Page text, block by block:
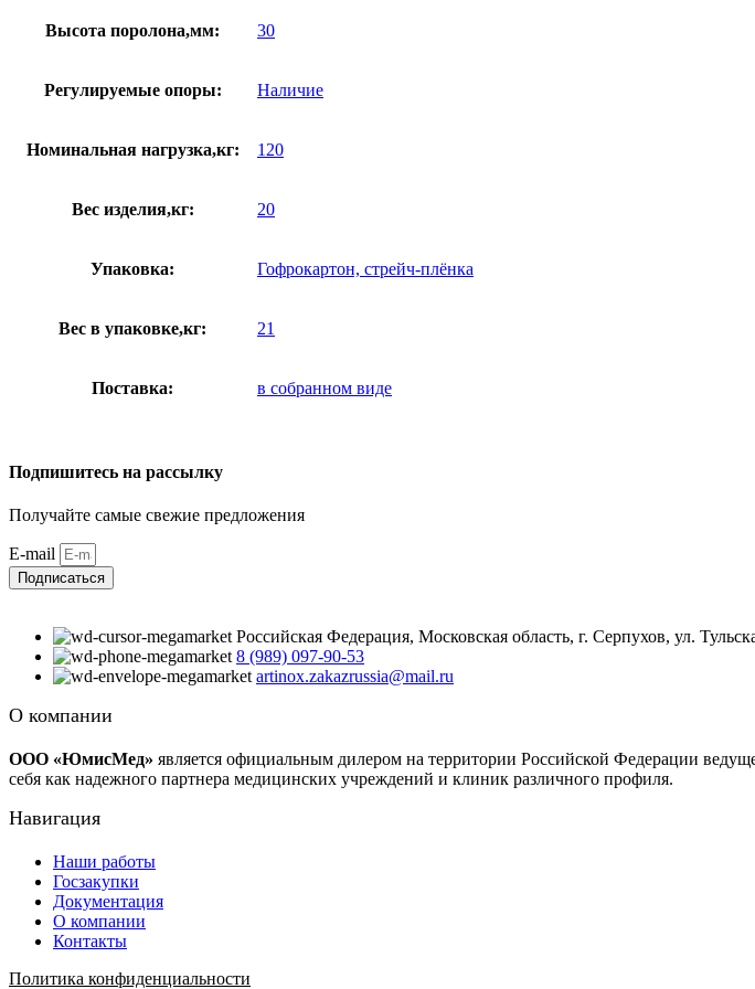
Высота поролона,мм: 30
Регулируемые опоры: Наличие
Номинальная нагрузка,кг: 120
Вес изделия,кг: 20
Упаковка: Гофрокартон, стрейч-плёнка
Вес в упаковке,кг: 21
Поставка: в собранном виде
Подпишитесь на рассылку
Получайте самые свежие предложения
E-mail
Подписаться
Российская Федерация, Московская область, г. Серпухов, ул.
8 (989) 097-90-53
artinox.zakazrussia@mail.ru
О компании
ООО «ЮмисМед» является официальным дилером на территории Российской Федерации
себя как надежного партнера медицинских учреждений и клиник различного профиля.
Навигация
Наши работы
Госзакупки
Документация
О компании
Контакты
Политика конфиденциальности